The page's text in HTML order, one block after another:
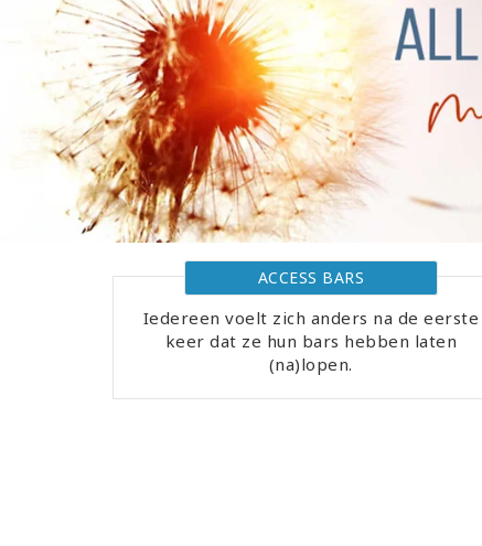
ACCESS BARS
Iedereen voelt zich anders na de eerste
keer dat ze hun bars hebben laten
(na)lopen.